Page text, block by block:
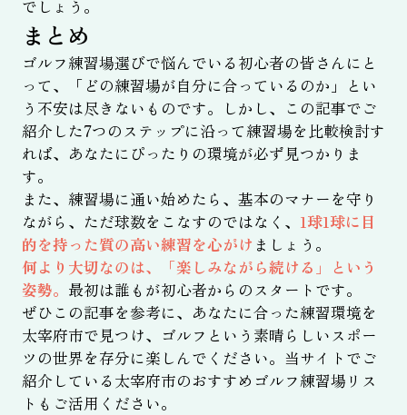
でしょう。
まとめ
ゴルフ練習場選びで悩んでいる初心者の皆さんにと
って、「どの練習場が自分に合っているのか」とい
う不安は尽きないものです。しかし、この記事でご
紹介した7つのステップに沿って練習場を比較検討す
れば、あなたにぴったりの環境が必ず見つかりま
す。
また、練習場に通い始めたら、基本のマナーを守り
ながら、ただ球数をこなすのではなく、 1球1球に目
的を持った質の高い練習を心がけ ましょう。
何より大切なのは、「楽しみながら続ける」という
姿勢。 最初は誰もが初心者からのスタートです。
ぜひこの記事を参考に、あなたに合った練習環境を
太宰府市で見つけ、ゴルフという素晴らしいスポー
ツの世界を存分に楽しんでください。当サイトでご
紹介している太宰府市のおすすめゴルフ練習場リス
トもご活用ください。